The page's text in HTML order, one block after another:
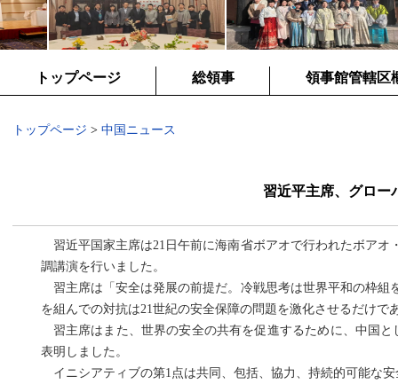
トップページ 総領事 領事館管轄区
トップページ > 中国ニュース
習近平主席、グロー
習近平国家主席は21日午前に海南省ボアオで行われたボアオ
調講演を行いました。
習主席は「安全は発展の前提だ。冷戦思考は世界平和の枠組
を組んでの対抗は21世紀の安全保障の問題を激化させるだけ
習主席はまた、世界の安全の共有を促進するために、中国
表明しました。
イニシアティブの第1点は共同、包括、協力、持続的可能な